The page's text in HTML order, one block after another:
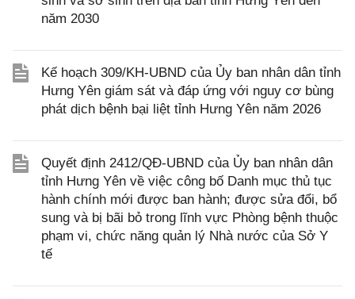
năm 2030
Kế hoạch 309/KH-UBND của Ủy ban nhân dân tỉnh
Hưng Yên giám sát và đáp ứng với nguy cơ bùng
phát dịch bệnh bại liệt tỉnh Hưng Yên năm 2026
Quyết định 2412/QĐ-UBND của Ủy ban nhân dân
tỉnh Hưng Yên về việc công bố Danh mục thủ tục
hành chính mới được ban hành; được sửa đổi, bổ
sung và bị bãi bỏ trong lĩnh vực Phòng bệnh thuộc
phạm vi, chức năng quản lý Nhà nước của Sở Y
tế